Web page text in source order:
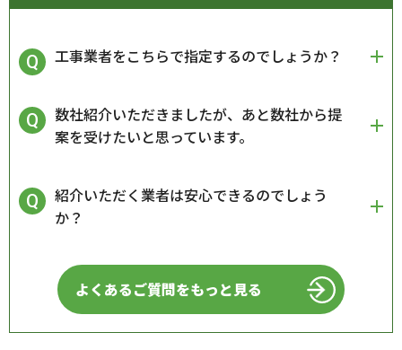
工事業者をこちらで指定するのでしょうか？
数社紹介いただきましたが、あと数社から提
案を受けたいと思っています。
紹介いただく業者は安心できるのでしょう
か？
よくあるご質問をもっと見る